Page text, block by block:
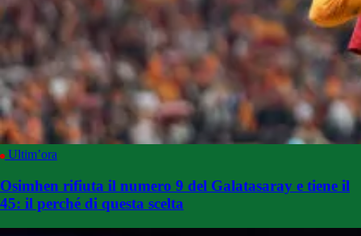
Ultim’ora
Osimhen rifiuta il numero 9 del Galatasaray e tiene il
45: il perché di questa scelta